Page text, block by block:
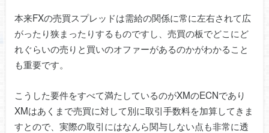
本来FXの売買スプレッドは需給の関係に常に左右されて広
がったり狭まったりするものですし、売買の板でどこにど
れぐらいの売りと買いのオファーがあるのかがわかること
も重要です。
こうした要件をすべて満たしているのがXMのECNであり
XMはあくまで売買に対して別に取引手数料を加算してきま
すとので、実際の取引にはなんら関与しない点も非常に透